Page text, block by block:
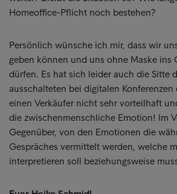
Homeoffice-Pflicht noch bestehen?
Persönlich wünsche ich mir, dass wir
geben können und uns ohne Maske ins
dürfen. Es hat sich leider auch die Sitte
ausschalteten bei digitalen
einen Verkäufer nicht sehr vorteilhaft
die zwischenmenschliche Emotion! Im
Gegenüber, von den Emotionen die
Gespräches vermittelt werden, welche
interpretieren soll beziehungsweise